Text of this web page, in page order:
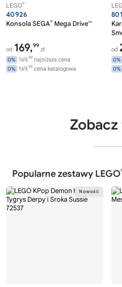
LEGO®
40926
Konsola SEGA® Mega Drive™
od 169,99
zł
0% 169,99 najniższa cena
0% 169,99 cena katalogowa
od
0%
0%
Popularne zestawy LEGO